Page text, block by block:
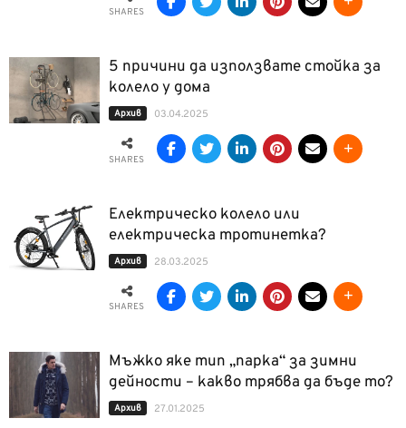
SHARES
5 причини да използвате стойка за
колело у дома
Архив 03.04.2025
SHARES
Електрическо колело или
електрическа тротинетка?
Архив 28.03.2025
SHARES
Мъжко яке тип „парка“ за зимни
дейности – какво трябва да бъде то?
Архив 27.01.2025